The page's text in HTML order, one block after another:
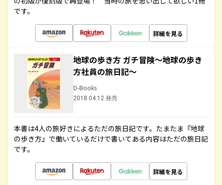
です。
詳細を見る
地球の歩き方 ガチ冒険～地球の歩き
方社員の旅日記～
D-Books
2018.04.12 発売
本書は4人の旅好きによるただの旅日記です。たまたま『地球
の歩き方』で働いているだけで書いてある内容はただの旅日記
です。
詳細を見る